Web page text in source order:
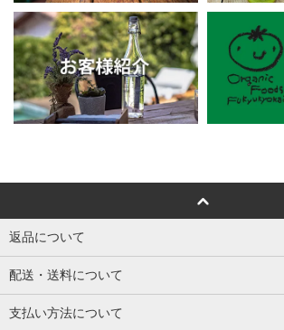
返品について
配送・送料について
支払い方法について